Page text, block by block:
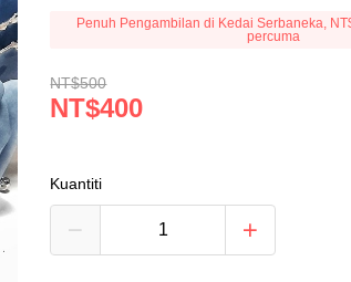
Penuh Pengambilan di Kedai Serbaneka,
percuma
NT$500
NT$400
Kuantiti